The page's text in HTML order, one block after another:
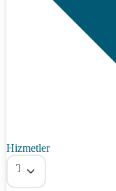
Hizmetler
Tümü